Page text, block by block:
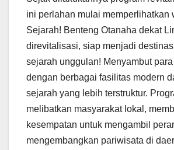
ini perlahan mulai memperlihatkan
Sejarah! Benteng Otanaha dekat
direvitalisasi, siap menjadi
sejarah unggulan! Menyambut
dengan berbagai fasilitas modern
sejarah yang lebih terstruktur.
melibatkan masyarakat lokal,
kesempatan untuk mengambil
mengembangkan pariwisata di